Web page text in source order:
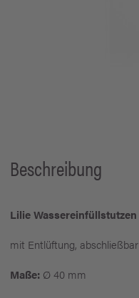
Beschreibung
Lilie Wassereinfüllstutzen
mit Entlüftung, abschließbar
Maße: Ø 40 mm